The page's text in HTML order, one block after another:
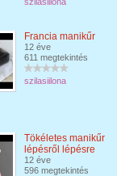
Francia manikűr
12 éve
611 megtekintés
szilasiilona
Tökéletes manikűr
lépésről lépésre
12 éve
596 megtekintés